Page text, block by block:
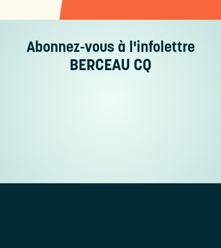
Abonnez-vous à l'infolettre
BERCEAU CQ